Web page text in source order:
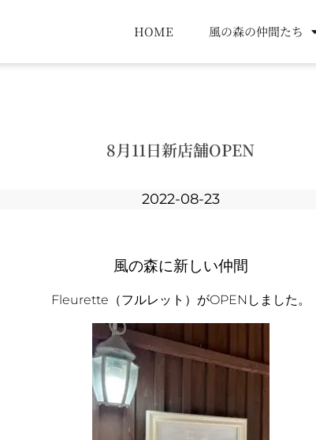
HOME 風の森の仲間たち
8月11日新店舗OPEN
2022-08-23
風の森に新しい仲間
Fleurette（フルレット）がOPENしました。